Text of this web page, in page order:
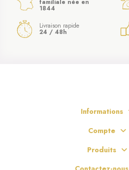
familiale née en
1844
Livraison rapide
24 / 48h
Informations
Compte
Produits